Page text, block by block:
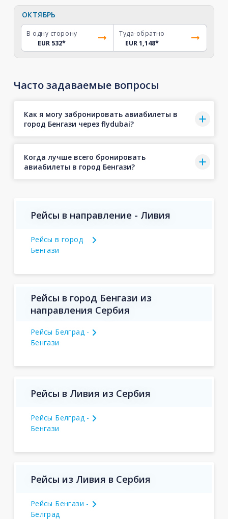
ОКТЯБРЬ
В одну сторону
EUR 532*
Туда-обратно
EUR 1,148*
Часто задаваемые вопросы
Как я могу забронировать авиабилеты в
город Бенгази через flydubai?
Когда лучше всего бронировать
авиабилеты в город Бенгази?
Рейсы в направление - Ливия
Рейсы в город
Бенгази
Рейсы в город Бенгази из
направления Сербия
Рейсы Белград -
Бенгази
Рейсы в Ливия из Сербия
Рейсы Белград -
Бенгази
Рейсы из Ливия в Сербия
Рейсы Бенгази -
Белград